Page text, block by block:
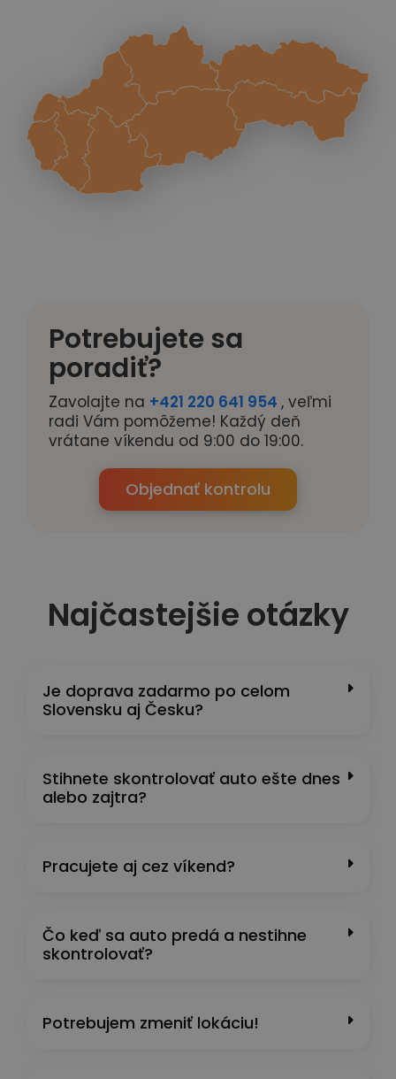
Potrebujete sa
poradiť?
Zavolajte na +421 220 641 954 , veľmi
radi Vám pomôžeme! Každý deň
vrátane víkendu od 9:00 do 19:00.
Objednať kontrolu
Najčastejšie otázky
Je doprava zadarmo po celom
Slovensku aj Česku?
Stihnete skontrolovať auto ešte dnes
alebo zajtra?
Pracujete aj cez víkend?
Čo keď sa auto predá a nestihne
skontrolovať?
Potrebujem zmeniť lokáciu!